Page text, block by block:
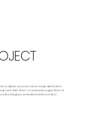
to deliver an iconic, future-ready destination
With 45 km² of land and roughly 80 km of
cultural legacy and advanced innovation